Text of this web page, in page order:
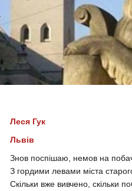
Леся Гук
Львів
Знов поспішаю, немов на
З гордими левами міста
Скільки вже вивчено, скільки